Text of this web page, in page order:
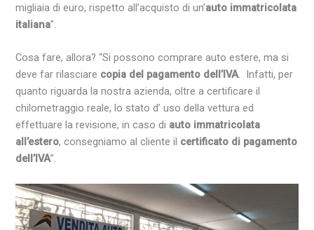
migliaia di euro, rispetto all’acquisto di un’auto immatricolata
italiana”.
Cosa fare, allora? “Si possono comprare auto estere, ma si
deve far rilasciare copia del pagamento dell’IVA. Infatti, per
quanto riguarda la nostra azienda, oltre a certificare il
chilometraggio reale, lo stato d’ uso della vettura ed
effettuare la revisione, in caso di auto immatricolata
all’estero, consegniamo al cliente il certificato di pagamento
dell’IVA”.